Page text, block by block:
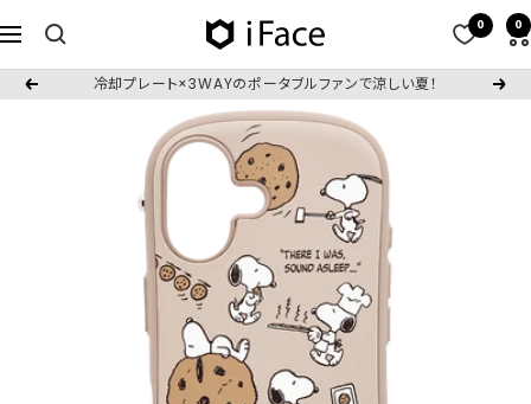
ン
ナ
ビ
ゲ
iFace
日
本
公
式
ト
0 0
戻
冷却プレート×3WAYのポータブルファンで涼しい夏！
次